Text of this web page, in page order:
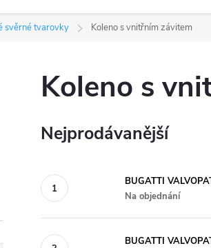
svěrné tvarovky Koleno s vnitřním závitem
Koleno s
Nejprodávanější
BUGATTI
Na objednání
BUGATTI